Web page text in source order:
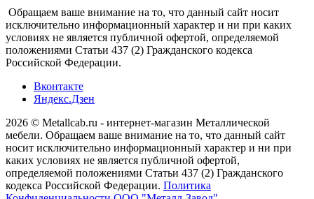
Обращаем ваше внимание на то, что данный сайт носит
исключительно информационный характер и ни при каких
условиях не является публичной офертой, определяемой
положениями Статьи 437 (2) Гражданского кодекса
Российской Федерации.
Вконтакте
Яндекс.Дзен
2026 © Metallcab.ru - интернет-магазин Металлической
мебели. Обращаем ваше внимание на то, что данный сайт
носит исключительно информационный характер и ни при
каких условиях не является публичной офертой,
определяемой положениями Статьи 437 (2) Гражданского
кодекса Российской Федерации. Политика